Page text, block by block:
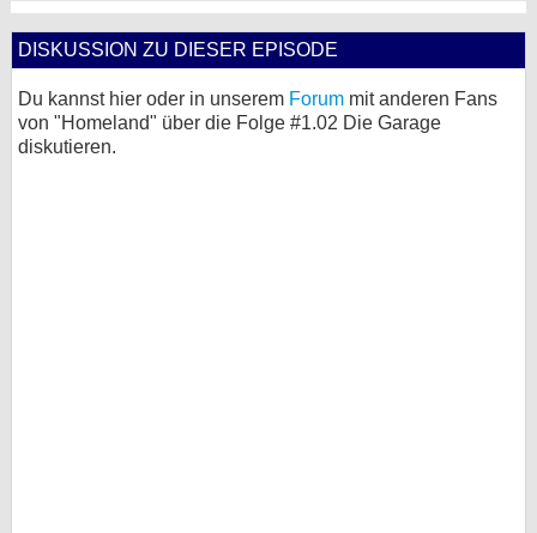
DISKUSSION ZU DIESER EPISODE
Du kannst hier oder in unserem Forum mit anderen Fans
von "Homeland" über die Folge #1.02 Die Garage
diskutieren.